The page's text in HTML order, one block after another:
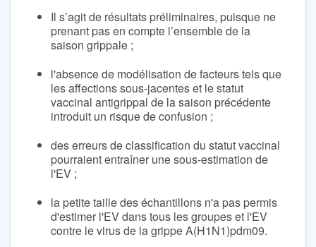
Il s’agit de résultats préliminaires, puisque ne
prenant pas en compte l’ensemble de la
saison grippale ;
l'absence de modélisation de facteurs tels que
les affections sous-jacentes et le statut
vaccinal antigrippal de la saison précédente
introduit un risque de confusion ;
des erreurs de classification du statut vaccinal
pourraient entraîner une sous-estimation de
l'EV ;
la petite taille des échantillons n'a pas permis
d'estimer l'EV dans tous les groupes et l'EV
contre le virus de la grippe A(H1N1)pdm09.